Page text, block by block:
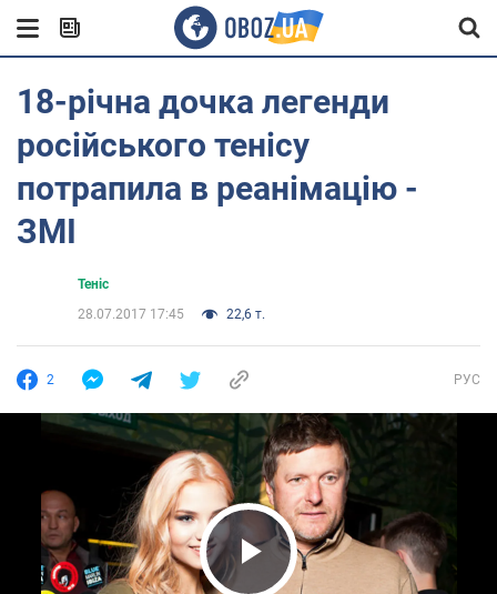
18-річна дочка легенди
російського тенісу
потрапила в реанімацію -
ЗМІ
Теніс
28.07.2017 17:45
22,6 т.
2 РУС